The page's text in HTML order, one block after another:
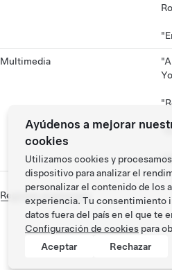
Multimedia
Regresar al principio
Ayúdenos a mejorar
cookies
Utilizamos cookies y
dispositivo para analizar el
personalizar el contenido de los
experiencia. Tu consentimiento
datos fuera del país en el que te
Configuración de cookies para
Aceptar
Rechazar